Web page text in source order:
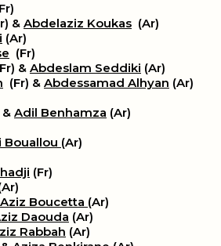
& Abdelaziz Koukas (Ar)
(Ar)
(Fr)
& Abdeslam Seddiki (Ar)
(Fr) & Abdessamad Alhyan (Ar)
& Adil Benhamza (Ar)
Bouallou (Ar)
(Fr)
Aziz Boucetta (Ar)
Daouda (Ar)
Rabbah (Ar)